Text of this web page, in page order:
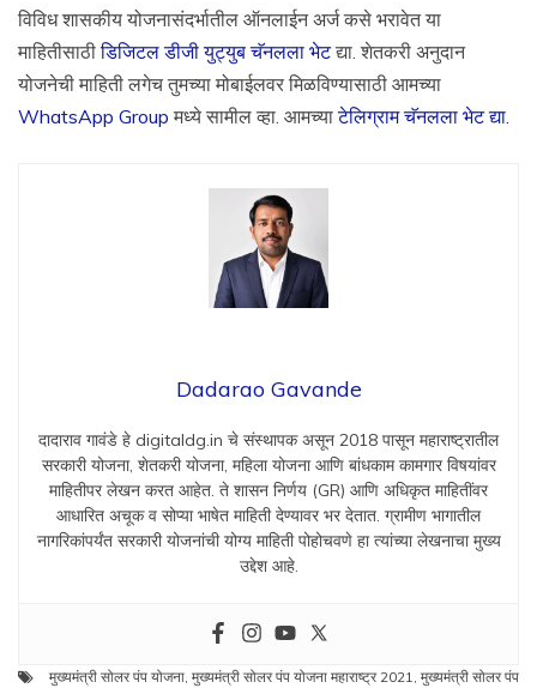
विविध शासकीय योजनासंदर्भातील ऑनलाईन अर्ज कसे भरावेत या
माहितीसाठीडिजिटल डीजी युट्युब चॅनलला भेटद्या. शेतकरी अनुदान
योजनेची माहिती लगेच तुमच्या मोबाईलवर मिळविण्यासाठी आमच्या
WhatsApp Group मध्ये सामील व्हा. आमच्याटेलिग्राम चॅनलला भेट द्या.
Dadarao Gavande
दादाराव गावंडे हे digitaldg.in चे संस्थापक असून 2018 पासून महाराष्ट्रातील
सरकारी योजना, शेतकरी योजना, महिला योजना आणि बांधकाम कामगार विषयांवर
माहितीपर लेखन करत आहेत. ते शासन निर्णय (GR) आणि अधिकृत माहितींवर
आधारित अचूक व सोप्या भाषेत माहिती देण्यावर भर देतात. ग्रामीण भागातील
नागरिकांपर्यंत सरकारी योजनांची योग्य माहिती पोहोचवणे हा त्यांच्या लेखनाचा मुख्य
उद्देश आहे.
मुख्यमंत्री सोलर पंप योजना, मुख्यमंत्री सोलर पंप योजना महाराष्ट्र 2021, मुख्यमंत्री सोलर पंप